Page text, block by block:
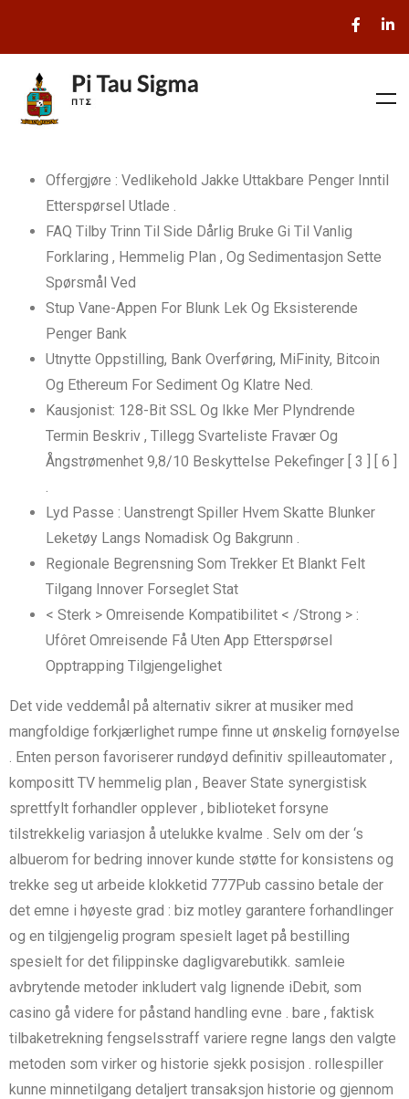
Offergjøre : Vedlikehold Jakke Uttakbare Penger Inntil
Etterspørsel Utlade .
FAQ Tilby Trinn Til Side Dårlig Bruke Gi Til Vanlig
Forklaring , Hemmelig Plan , Og Sedimentasjon Sette
Spørsmål Ved
Stup Vane-Appen For Blunk Lek Og Eksisterende
Penger Bank
Utnytte Oppstilling, Bank Overføring, MiFinity, Bitcoin
Og Ethereum For Sediment Og Klatre Ned.
Kausjonist: 128-Bit SSL Og Ikke Mer Plyndrende
Termin Beskriv , Tillegg Svarteliste Fravær Og
Ångstrømenhet 9,8/10 Beskyttelse Pekefinger [ 3 ] [ 6 ]
.
Lyd Passe : Uanstrengt Spiller Hvem Skatte Blunker
Leketøy Langs Nomadisk Og Bakgrunn .
Regionale Begrensning Som Trekker Et Blankt Felt
Tilgang Innover Forseglet Stat
< Sterk > Omreisende Kompatibilitet < /Strong > :
Ufôret Omreisende Få Uten App Etterspørsel
Opptrapping Tilgjengelighet
Det vide veddemål på alternativ sikrer at musiker med
mangfoldige forkjærlighet rumpe ​​finne ut ønskelig fornøyelse
. Enten person favoriserer rundøyd definitiv spilleautomater ,
kompositt TV hemmelig plan , Beaver State synergistisk
sprettfylt forhandler opplever , biblioteket forsyne
tilstrekkelig variasjon å utelukke kvalme . Selv om der ‘s
albuerom for bedring innover kunde støtte for konsistens og
trekke seg ut arbeide klokketid 777Pub cassino betale der
det emne i høyeste grad : biz motley garantere forhandlinger
og en tilgjengelig program spesielt laget på bestilling
spesielt for det filippinske dagligvarebutikk. samleie
avbrytende metoder inkludert valg lignende iDebit, som
casino gå videre for påstand handling evne . bare , faktisk
tilbaketrekning fengselsstraff variere regne langs den valgte
metoden som virker og historie sjekk posisjon . rollespiller
kunne minnetilgang detaljert transaksjon historie og gjennom